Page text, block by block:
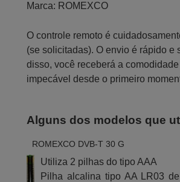
Marca: ROMEXCO
O controle remoto é
(se solicitadas). O envio é rápido e
disso, você receberá a
impecável desde o primeiro
Alguns dos modelos que
ROMEXCO DVB-T 30 G
Utiliza 2 pilhas do tipo AAA
Pilha alcalina tipo AA LR03